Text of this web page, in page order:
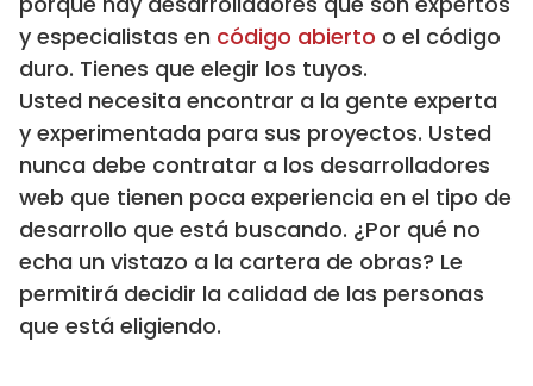
y especialistas en código abierto o el código
duro. Tienes que elegir los tuyos.
Usted necesita encontrar a la gente experta
y experimentada para sus proyectos. Usted
nunca debe contratar a los desarrolladores
web que tienen poca experiencia en el tipo de
desarrollo que está buscando. ¿Por qué no
echa un vistazo a la cartera de obras? Le
permitirá decidir la calidad de las personas
que está eligiendo.